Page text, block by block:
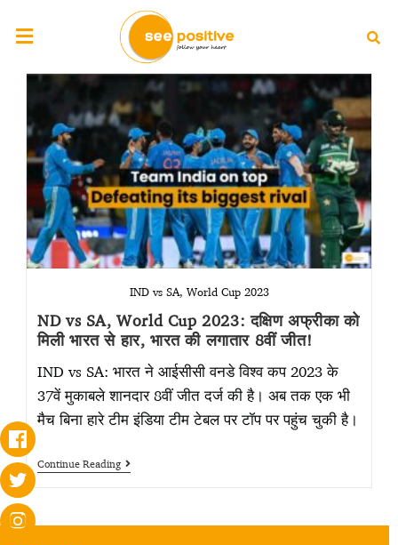
IND vs SA, World Cup 2023
ND vs SA, World Cup 2023: दक्षिण अफ्रीका को
मिली भारत से हार, भारत की लगातार 8वीं जीत!
IND vs SA: भारत ने आईसीसी वनडे विश्व कप 2023 के
37वें मुकाबले शानदार 8वीं जीत दर्ज की है। अब तक एक भी
मैच बिना हारे टीम इंडिया टीम टेबल पर टॉप पर पहुंच चुकी है।
Continue Reading